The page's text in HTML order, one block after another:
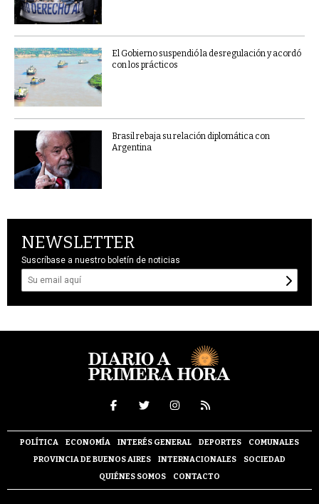
El Gobierno suspendió la desregulación y acordó
con los prácticos
Brasil rebaja su relación diplomática con
Argentina
NEWSLETTER
Suscríbase a nuestro boletín de noticias
POLÍTICA ECONOMÍA INTERÉS GENERAL DEPORTES
COMUNALES
PROVINCIA DE BUENOS AIRES
INTERNACIONALES
SOCIEDAD
QUIÉNES SOMOS
CONTACTO